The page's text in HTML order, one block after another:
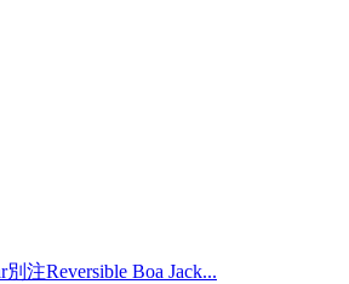
注Reversible Boa Jack...